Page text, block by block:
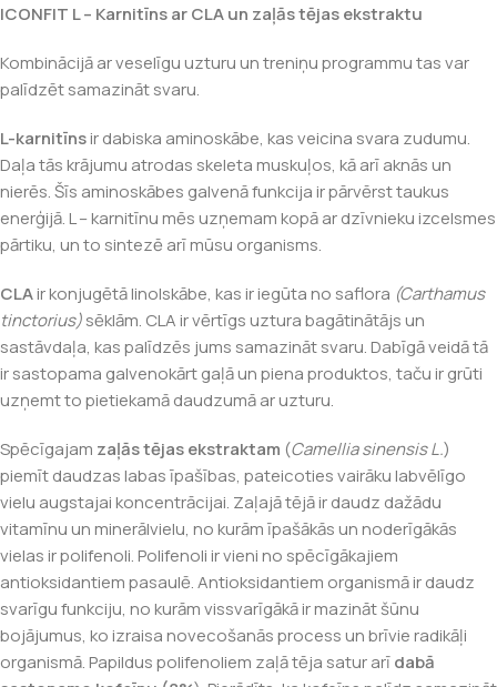
ICONFIT L – Karnitīns ar CLA un zaļās tējas ekstraktu
Kombinācijā ar veselīgu uzturu un treniņu programmu tas var
palīdzēt samazināt svaru.
L-karnitīnsir dabiska aminoskābe, kas veicina svara zudumu.
Daļa tās krājumu atrodas skeleta muskuļos, kā arī aknās un
nierēs. Šīs aminoskābes galvenā funkcija ir pārvērst taukus
enerģijā. L – karnitīnu mēs uzņemam kopā ar dzīvnieku izcelsmes
pārtiku, un to sintezē arī mūsu organisms.
CLAir konjugētā linolskābe, kas ir iegūta no saflora (Carthamus
tinctorius)sēklām. CLA ir vērtīgs uztura bagātinātājs un
sastāvdaļa, kas palīdzēs jums samazināt svaru. Dabīgā veidā tā
ir sastopama galvenokārt gaļā un piena produktos, taču ir grūti
uzņemt to pietiekamā daudzumā ar uzturu.
Spēcīgajam zaļās tējas ekstraktam (Camellia sinensis L.)
piemīt daudzas labas īpašības, pateicoties vairāku labvēlīgo
vielu augstajai koncentrācijai. Zaļajā tējā ir daudz dažādu
vitamīnu un minerālvielu, no kurām īpašākās un noderīgākās
vielas ir polifenoli. Polifenoli ir vieni no spēcīgākajiem
antioksidantiem pasaulē. Antioksidantiem organismā ir daudz
svarīgu funkciju, no kurām vissvarīgākā ir mazināt šūnu
bojājumus, ko izraisa novecošanās process un brīvie radikāļi
organismā. Papildus polifenoliem zaļā tēja satur arīdabā